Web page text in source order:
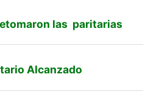
las paritarias
Alcanzado